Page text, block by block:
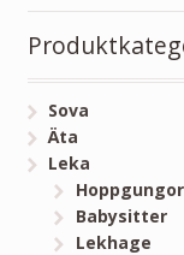
Sova
Äta
Leka
Hoppgungor
Babysitter
Lekhage